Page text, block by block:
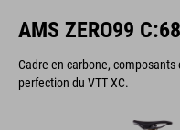
AMS ZERO99
Cadre en carbone,
perfection du VTT XC.